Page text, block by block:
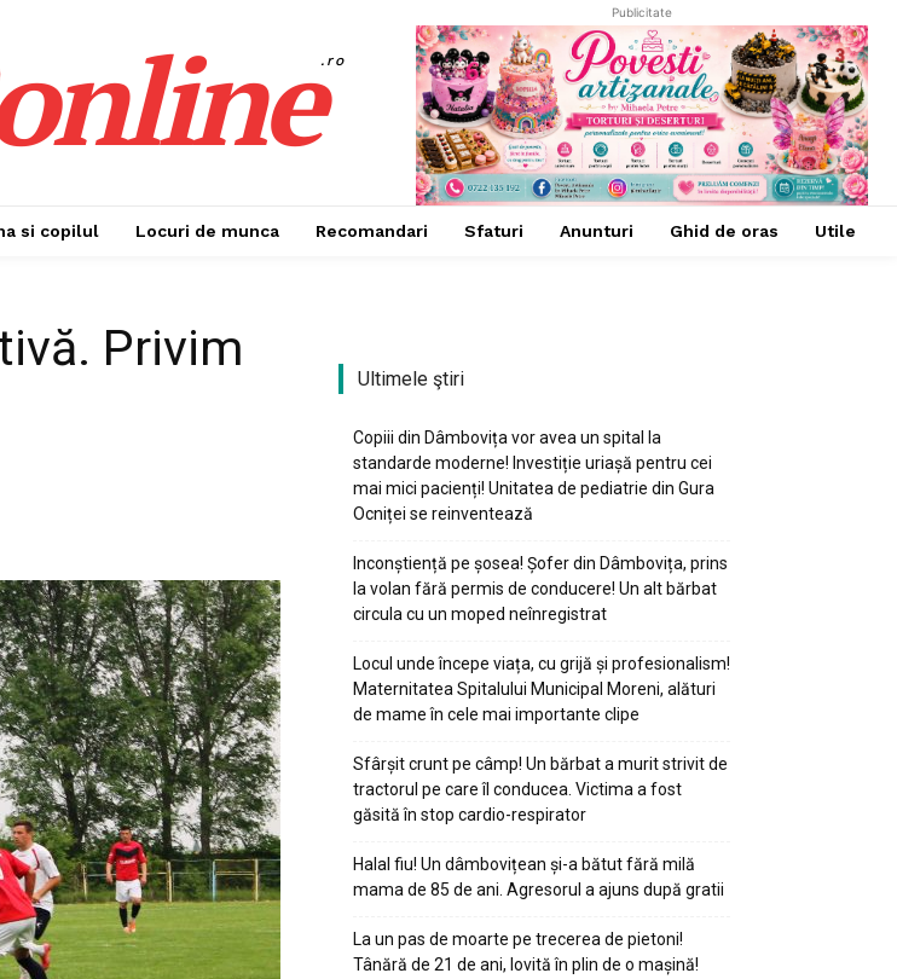
.ro
Publicitate
si copilul Locuri de munca Recomandari Sfaturi Anunturi Ghid de oras Utile
Privim
Ultimele ştiri
Copiii din Dâmbovița vor avea un spital la
standarde moderne! Investiție uriașă pentru cei
mai mici pacienți! Unitatea de pediatrie din Gura
Ocniței se reinventează
Inconștiență pe șosea! Șofer din Dâmbovița, prins
la volan fără permis de conducere! Un alt bărbat
circula cu un moped neînregistrat
Locul unde începe viața, cu grijă și profesionalism!
Maternitatea Spitalului Municipal Moreni, alături
de mame în cele mai importante clipe
Sfârșit crunt pe câmp! Un bărbat a murit strivit de
tractorul pe care îl conducea. Victima a fost
găsită în stop cardio-respirator
Halal fiu! Un dâmbovițean și-a bătut fără milă
mama de 85 de ani. Agresorul a ajuns după gratii
La un pas de moarte pe trecerea de pietoni!
Tânără de 21 de ani, lovită în plin de o mașină!